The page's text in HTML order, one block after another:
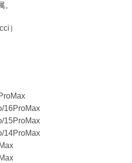
）
16ProMax
15ProMax
14ProMax